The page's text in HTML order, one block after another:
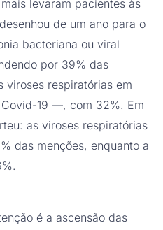
levaram pacientes às
de um ano para o
bacteriana ou viral
por 39% das
viroses respiratórias em
19 —, com 32%. Em
as viroses respiratórias
das menções, enquanto a
é a ascensão das